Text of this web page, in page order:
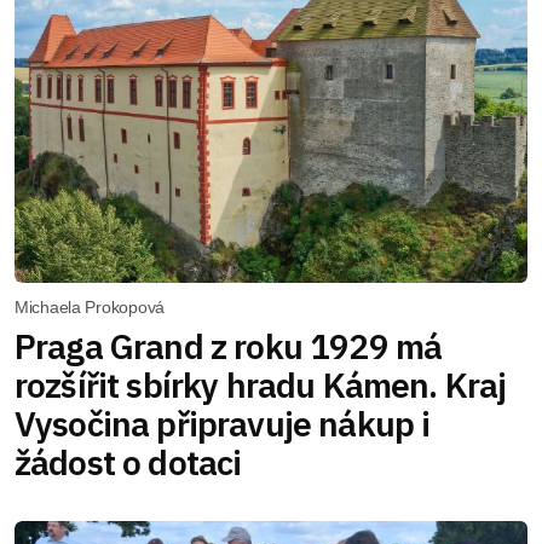
Michaela Prokopová
Praga Grand z roku 1929 má
rozšířit sbírky hradu Kámen. Kraj
Vysočina připravuje nákup i
žádost o dotaci